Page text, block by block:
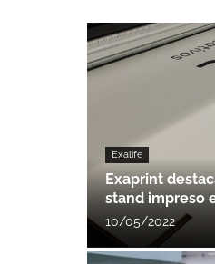
Exalife
Exaprint
stand impreso
10/05/2022